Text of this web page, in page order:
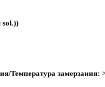
sol.))
Температура замерзания: